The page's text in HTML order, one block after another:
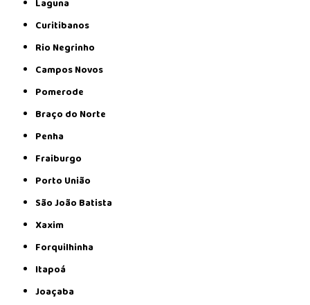
Laguna
Curitibanos
Rio Negrinho
Campos Novos
Pomerode
Braço do Norte
Penha
Fraiburgo
Porto União
São João Batista
Xaxim
Forquilhinha
Itapoá
Joaçaba